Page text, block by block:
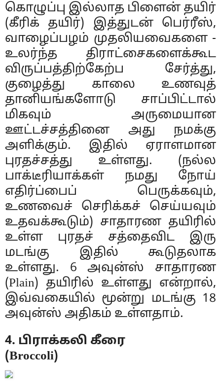
கொழுப்பு இல்லாத பிளைன் தயிர்
(கீரிக் தயிர்) இத்துடன் பெர்ரீஸ்,
வாழைப்பழம் முதலியவைகளை -
உலர்ந்த திராட்சைகளைக்கூட
விருப்பத்திற்கேற்ப சேர்த்து,
குழைத்து காலை உணவுத்
தானியங்களோடு சாப்பிட்டால்
மிகவும் அருமையான
ஊட்டச்சத்தினை அது நமக்கு
அளிக்கும். இதில் ஏராளமான
புரதச்சத்து உள்ளது. (நல்ல
பாக்டீரியாக்கள் நமது நோய்
எதிர்ப்பைப் பெருக்கவும்,
உணவைச் செரிக்கச் செய்யவும்
உதவக்கூடும்) சாதாரண தயிரில்
உள்ள புரதச் சத்தைவிட இரு
மடங்கு இதில் கூடுதலாக
உள்ளது. 6 அவுன்ஸ் சாதாரண
(Plain) தயிரில் உள்ளது என்றால்,
இவ்வகையில் மூன்று மடங்கு 18
அவுன்ஸ் அதிகம் உள்ளதாம்.
4. பிராக்கலி கீரை
(Broccoli)